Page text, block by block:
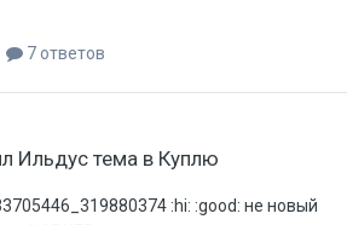
7 ответов
Ильдус тема в Куплю
:hi: :good: не новый